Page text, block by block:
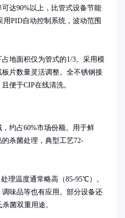
达90%以上，比管式设备节能
用PID自动控制系统，波动范围
地面积仅为管式的1/3。采用模
片数量灵活调整。全不锈钢接
便于CIP在线清洗。
约占60%市场份额。用于鲜
杀菌处理，典型工艺72-
理温度通常略高（85-95℃）。
味品等也有应用。部分设备还
菌双重用途。